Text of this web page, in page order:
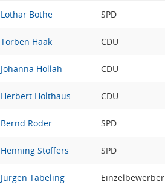
Lothar Bothe SPD
Torben Haak CDU
Johanna Hollah CDU
Herbert Holthaus CDU
Bernd Roder SPD
Henning Stoffers SPD
Jürgen Tabeling Einzelbewerber